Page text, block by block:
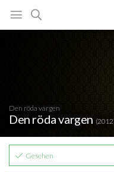
Den röda vargen
Den röda vargen
Gesehen